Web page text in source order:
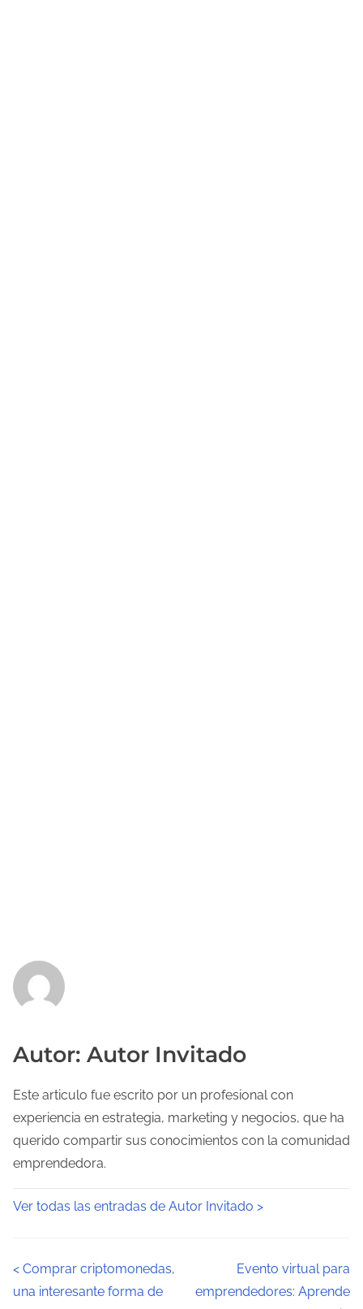
Autor: Autor Invitado
Este articulo fue escrito por un profesional con
experiencia en estrategia, marketing y negocios, que ha
querido compartir sus conocimientos con la comunidad
emprendedora.
Ver todas las entradas de Autor Invitado >
N
< Comprar criptomonedas,
una interesante forma de
Evento virtual para
emprendedores: Aprende